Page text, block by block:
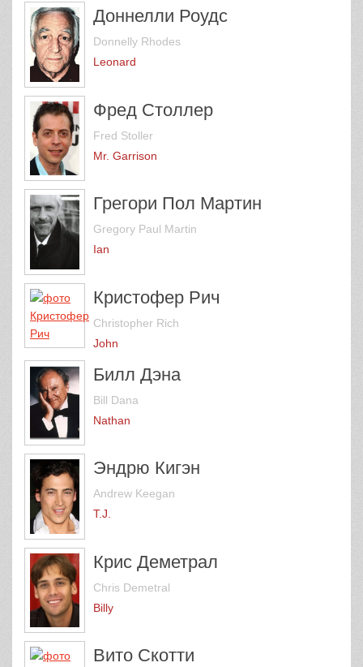
Доннелли Роудс
Donnelly Rhodes
Leonard
Фред Столлер
Fred Stoller
Mr. Garrison
Грегори Пол Мартин
Gregory Paul Martin
Ian
Кристофер Рич
Christopher Rich
John
Билл Дэна
Bill Dana
Nathan
Эндрю Кигэн
Andrew Keegan
T.J.
Крис Деметрал
Chris Demetral
Billy
Вито Скотти